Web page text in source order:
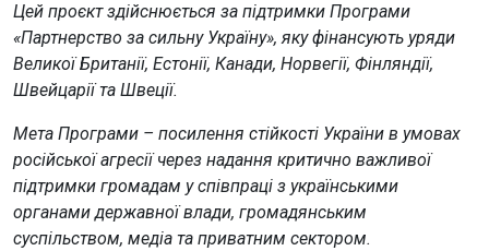
Цей проєкт здійснюється за підтримки Програми
«Партнерство за сильну Україну», яку фінансують уряди
Великої Британії, Естонії, Канади, Норвегії, Фінляндії,
Швейцарії та Швеції.
Мета Програми – посилення стійкості України в умовах
російської агресії через надання критично важливої
підтримки громадам у співпраці з українськими
органами державної влади, громадянським
суспільством, медіа та приватним сектором.